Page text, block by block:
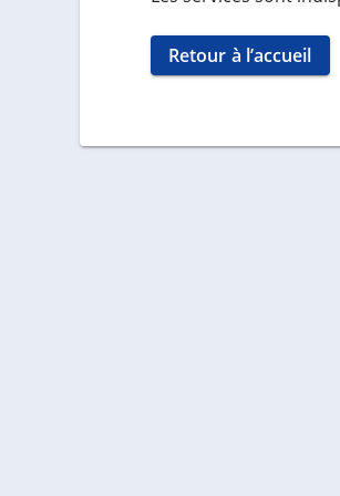
Retour à l’accueil